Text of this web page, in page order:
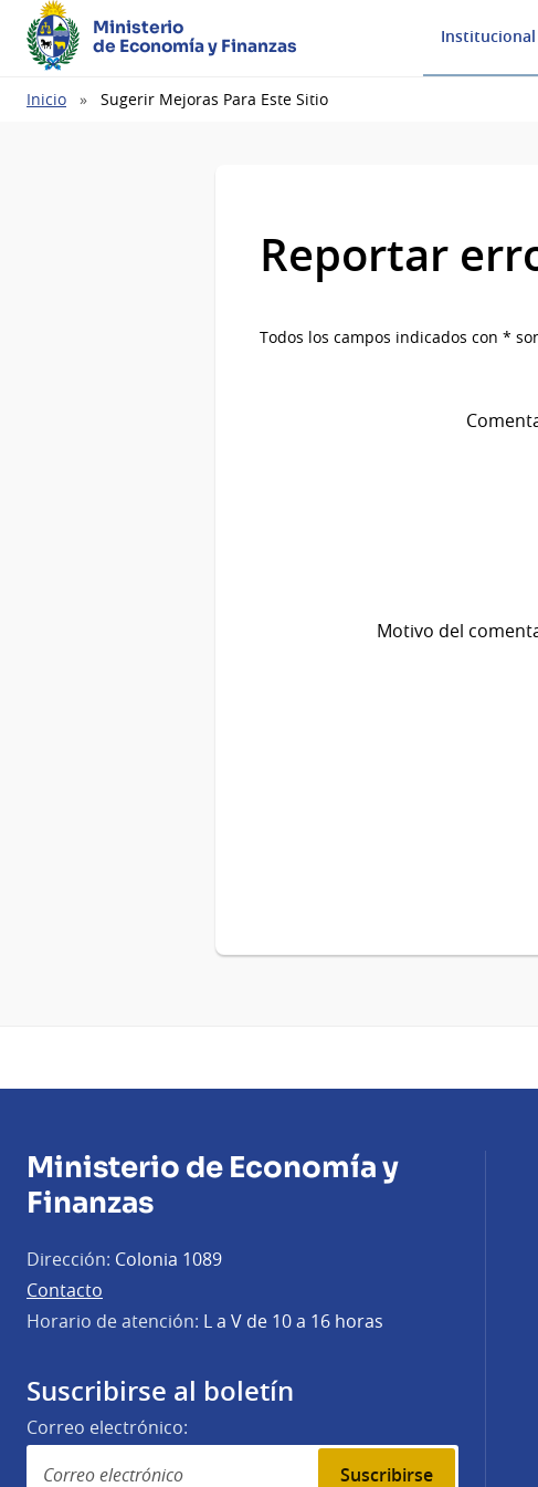
Ministerio
de Economía y Finanzas
Institucional
Ruta
Inicio Sugerir Mejoras Para Este Sitio
Reportar
Todos los campos indicados con *
Motivo del
Ministerio de Economía y
Finanzas
Dirección: Colonia 1089
Contacto
Horario de atención: L a V de 10 a 16 horas
Suscribirse al boletín
Correo electrónico:
Suscribirse